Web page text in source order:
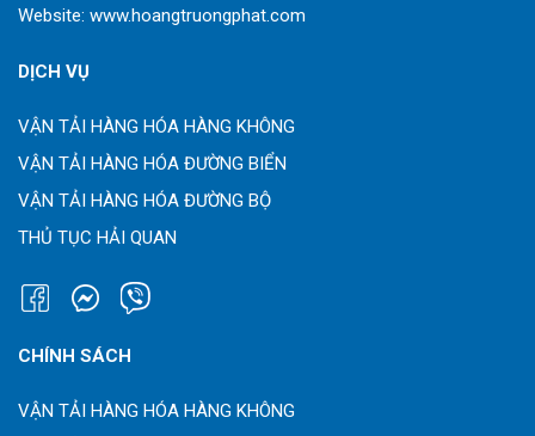
Website: www.hoangtruongphat.com
DỊCH VỤ
VẬN TẢI HÀNG HÓA HÀNG KHÔNG
VẬN TẢI HÀNG HÓA ĐƯỜNG BIỂN
VẬN TẢI HÀNG HÓA ĐƯỜNG BỘ
THỦ TỤC HẢI QUAN
CHÍNH SÁCH
VẬN TẢI HÀNG HÓA HÀNG KHÔNG